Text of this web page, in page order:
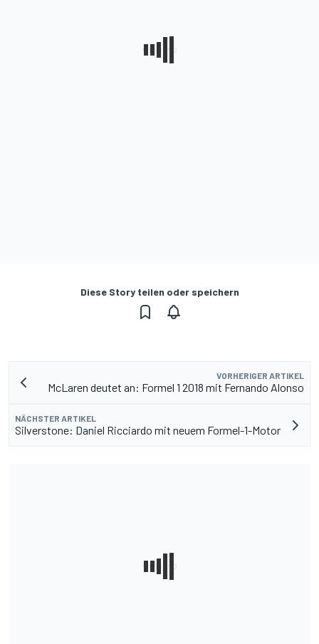
Diese Story teilen oder speichern
VORHERIGER ARTIKEL
McLaren deutet an: Formel 1 2018 mit Fernando Alonso
NÄCHSTER ARTIKEL
Silverstone: Daniel Ricciardo mit neuem Formel-1-Motor